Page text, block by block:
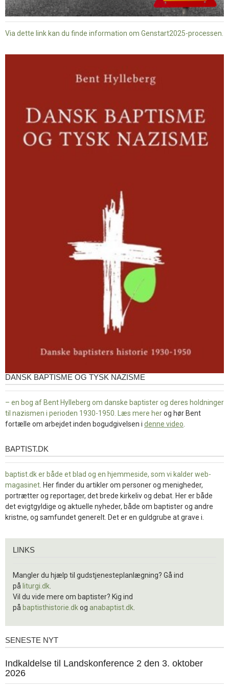
Via dette link kan du finde information om Genstart2025-processen.
DANSK BAPTISME OG TYSK NAZISME
– en bog af Bent Hylleberg om danske baptister og deres holdninger
til nazismen i perioden 1930-1950. Læs mere herog hør Bent
fortælle om arbejdet inden bogudgivelsen i denne video
baptist.dk
BAPTIST.DK
baptist.dk er både et blad og en hjemmeside, som vi kalder web-
magasinet . Her finder du artikler om personer og menigheder,
portrætter og reportager, det brede kirkeliv og debat. Her er både
det evigtgyldige og aktuelle nyheder, både om baptister og andre
kristne, og samfundet generelt. Det er en guldgrube at grave i.
LINKS
Mangler du hjælp til gudstjenesteplanlægning? Gå ind
på liturgi.dk
Vil du vide mere om baptister? Kig ind
på baptisthistorie.dkog anabaptist.dk
Seneste
SENESTE NYT
1.
jul.
Indkaldelse til Landskonference 2 den 3. oktober
2026